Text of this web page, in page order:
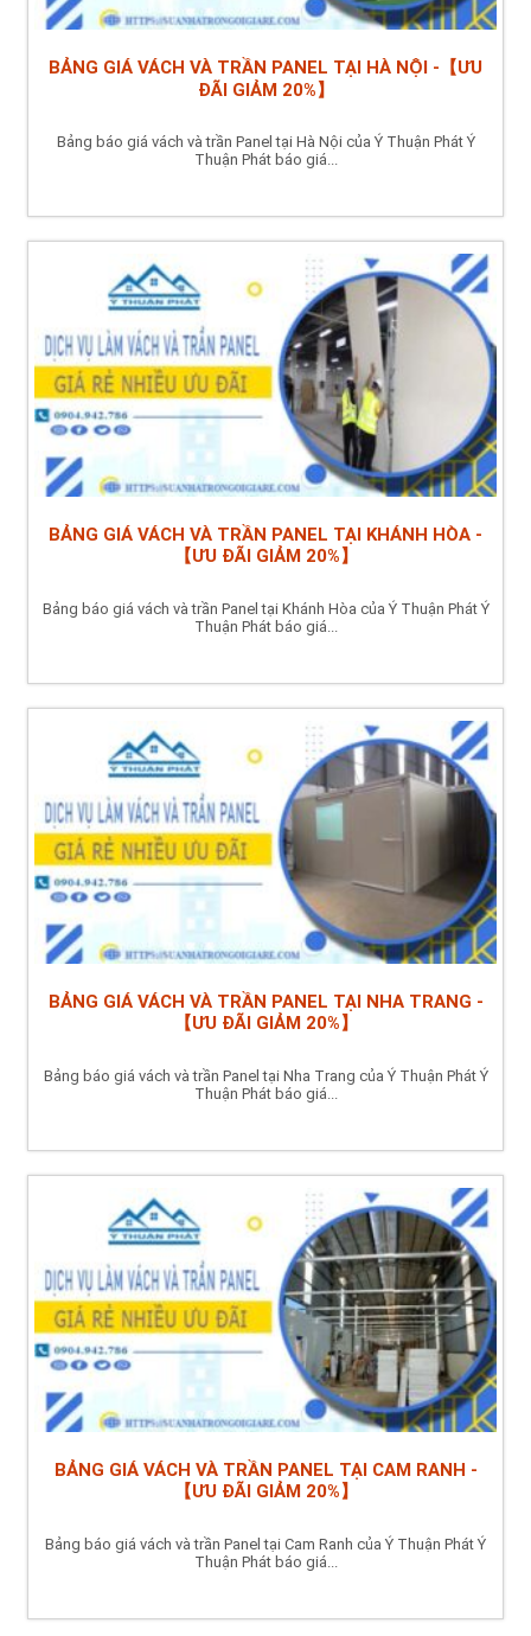
BẢNG GIÁ VÁCH VÀ TRẦN PANEL TẠI HÀ NỘI -【ƯU
ĐÃI GIẢM 20%】
Bảng báo giá vách và trần Panel tại Hà Nội của Ý Thuận Phát Ý
Thuận Phát báo giá...
BẢNG GIÁ VÁCH VÀ TRẦN PANEL TẠI KHÁNH HÒA -
【ƯU ĐÃI GIẢM 20%】
Bảng báo giá vách và trần Panel tại Khánh Hòa của Ý Thuận Phát Ý
Thuận Phát báo giá...
BẢNG GIÁ VÁCH VÀ TRẦN PANEL TẠI NHA TRANG -
【ƯU ĐÃI GIẢM 20%】
Bảng báo giá vách và trần Panel tại Nha Trang của Ý Thuận Phát Ý
Thuận Phát báo giá...
BẢNG GIÁ VÁCH VÀ TRẦN PANEL TẠI CAM RANH -
【ƯU ĐÃI GIẢM 20%】
Bảng báo giá vách và trần Panel tại Cam Ranh của Ý Thuận Phát Ý
Thuận Phát báo giá...